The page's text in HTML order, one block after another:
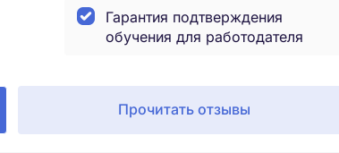
Гарантия подтверждения
обучения для работодателя
Прочитать отзывы